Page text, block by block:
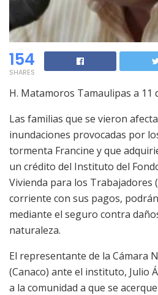
154
SHARES
H. Matamoros Tamaulipas a 11
Las familias que se vieron
inundaciones provocadas por
tormenta Francine y que
un crédito del Instituto del
Vivienda para los Trabajadores
corriente con sus pagos,
mediante el seguro contra
naturaleza.
El representante de la Cámara
(Canaco) ante el instituto, Julio
a la comunidad a que se